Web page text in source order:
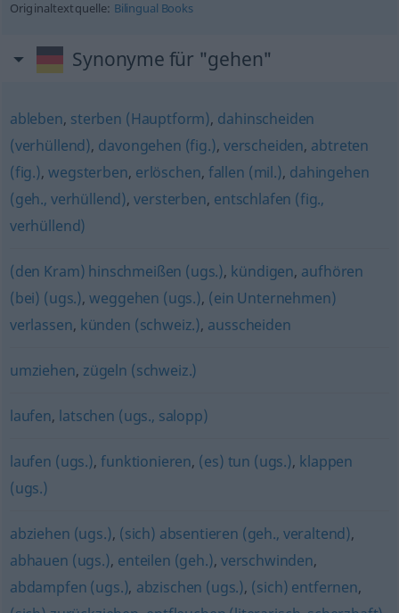
Originaltextquelle: Bilingual Books
Synonyme für "gehen"
ableben, sterben (Hauptform), dahinscheiden
(verhüllend), davongehen (fig.), verscheiden, abtreten
(fig.),wegsterben, erlöschen, fallen (mil.), dahingehen
(geh., verhüllend),versterben, entschlafen (fig.,
verhüllend)
(den Kram) hinschmeißen (ugs.), kündigen, aufhören
(bei) (ugs.),weggehen (ugs.), (ein Unternehmen)
verlassen, künden (schweiz.), ausscheiden
umziehen, zügeln (schweiz.)
laufen, latschen (ugs., salopp)
laufen (ugs.),funktionieren, (es) tun (ugs.), klappen
(ugs.)
abziehen (ugs.), (sich) absentieren (geh., veraltend),
abhauen (ugs.), enteilen (geh.), verschwinden,
abdampfen (ugs.), abzischen (ugs.), (sich) entfernen,